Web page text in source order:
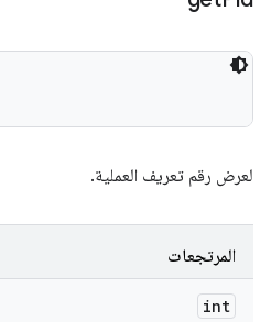
لعرض رقم تعريف العملية.
المرتجعات
int